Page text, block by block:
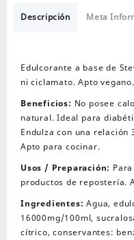
250cc
Descripción Meta
Edulcorante a base de
ni ciclamato. Apto vegano.
Beneficios: No posee
natural. Ideal para
Endulza con una relación
Apto para cocinar.
Usos / Preparación:
productos de repostería.
Ingredientes:Agua,
16000mg/100ml,
cítrico, conservantes: